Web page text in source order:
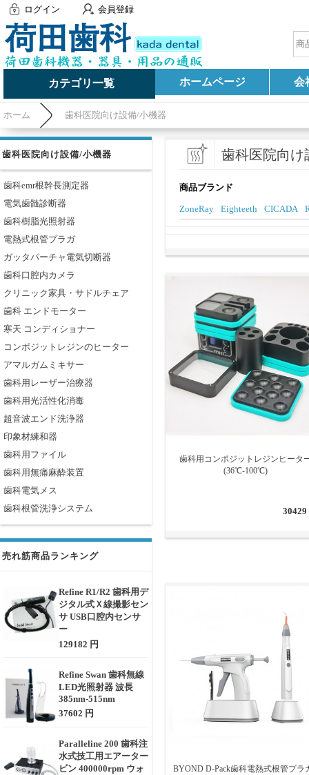
ログイン 会員登録
カテゴリ一覧 ホームページ 会
ホーム 歯科医院向け設備/小機器
歯科医院向け設備/小機器
歯科emr根幹長測定器
電気歯髄診断器
歯科樹脂光照射器
電熱式根管プラガ
ガッタパーチャ電気切断器
歯科口腔内カメラ
クリニック家具・サドルチェア
歯科 エンドモーター
寒天 コンディショナー
コンポジットレジンのヒーター
アマルガムミキサー
歯科用レーザー治療器
歯科用光活性化消毒
超音波エンド洗浄器
印象材練和器
歯科用ファイル
歯科用無痛麻酔装置
歯科電気メス
歯科根管洗浄システム
売れ筋商品ランキング
Refine R1/R2 歯科用デ
ジタル式Ｘ線撮影セン
サ USB口腔内センサ
ー
129182 円
Refine Swan 歯科無線
LED光照射器 波長
385nm-515nm
37602 円
Paralleline 200 歯科注
水式技工用エアーター
ビン 400000rpm ウォ
歯科医院向け
商品ブランド
ZoneRay Eighteeth CICADA
歯科用コンポジットレジンヒータ
(36℃-100℃)
30429
BYOND D-Pack歯科電熱式根管プラ